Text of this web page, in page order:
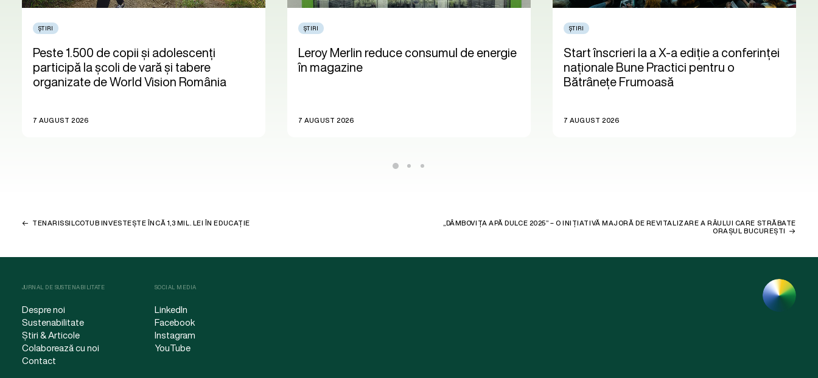
ȘTIRI
Peste 1.500 de copii și adolescenți
participă la școli de vară și tabere
organizate de World Vision România
7 AUGUST 2026
ȘTIRI
Leroy Merlin reduce consumul de energie
în magazine
7 AUGUST 2026
ȘTIRI
Start înscrieri la a X-a ediție a conferinței
naționale Bune Practici pentru o
Bătrânețe Frumoasă
7 AUGUST 2026
TENARISSILCOTUB INVESTEȘTE ÎNCĂ 1,3 MIL. LEI ÎN EDUCAȚIE
„DÂMBOVIȚA APĂ DULCE 2025” – O INIȚIATIVĂ MAJORĂ DE REVITALIZARE A RÂULUI CARE STRĂBATE
ORAȘUL BUCUREȘTI
JURNAL DE SUSTENABILITATE
Despre noi
Sustenabilitate
Știri & Articole
Colaborează cu noi
Contact
SOCIAL MEDIA
LinkedIn
Facebook
Instagram
YouTube